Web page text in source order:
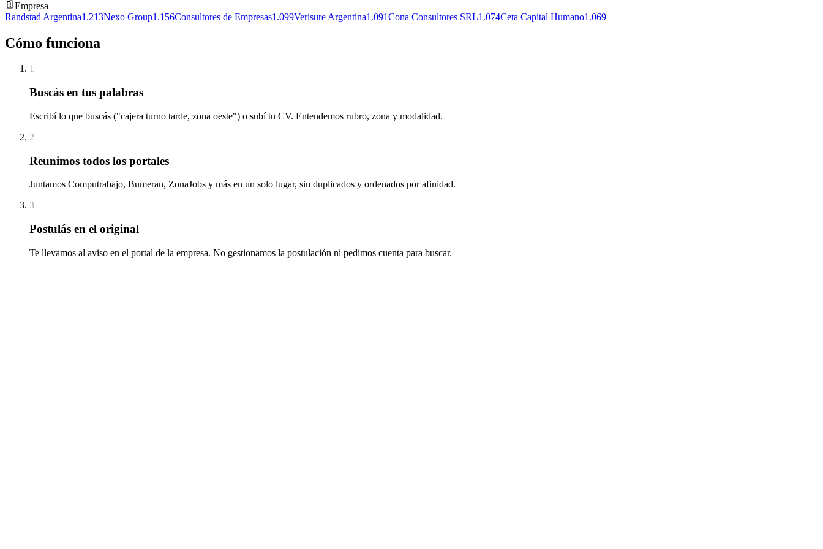
Empresa
Randstad Argentina1.213Nexo Group1.156Consultores de Empresas1.099Verisure Argentina1.091Cona Consultores SRL1.074Ceta Capital Humano1.069
Cómo funciona
1
Buscás en tus palabras
Escribí lo que buscás ("cajera turno tarde, zona oeste") o subí tu CV. Entendemos rubro, zona y modalidad.
2
Reunimos todos los portales
Juntamos Computrabajo, Bumeran, ZonaJobs y más en un solo lugar, sin duplicados y ordenados por afinidad.
3
Postulás en el original
Te llevamos al aviso en el portal de la empresa. No gestionamos la postulación ni pedimos cuenta para buscar.